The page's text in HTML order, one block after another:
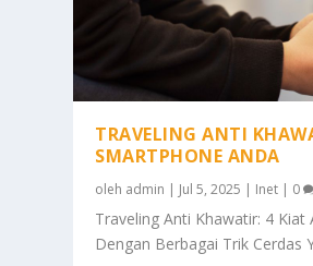
TRAVELING ANTI
SMARTPHONE ANDA
oleh admin | Jul 5, 2025 | Inet | 0
Traveling Anti Khawatir: 4
Dengan Berbagai Trik Cerdas